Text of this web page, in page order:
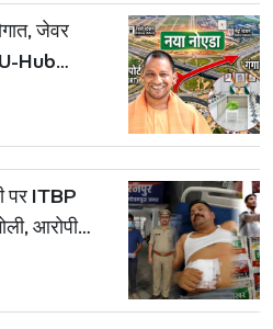
जेवर
Hub
पर ITBP
आरोपी